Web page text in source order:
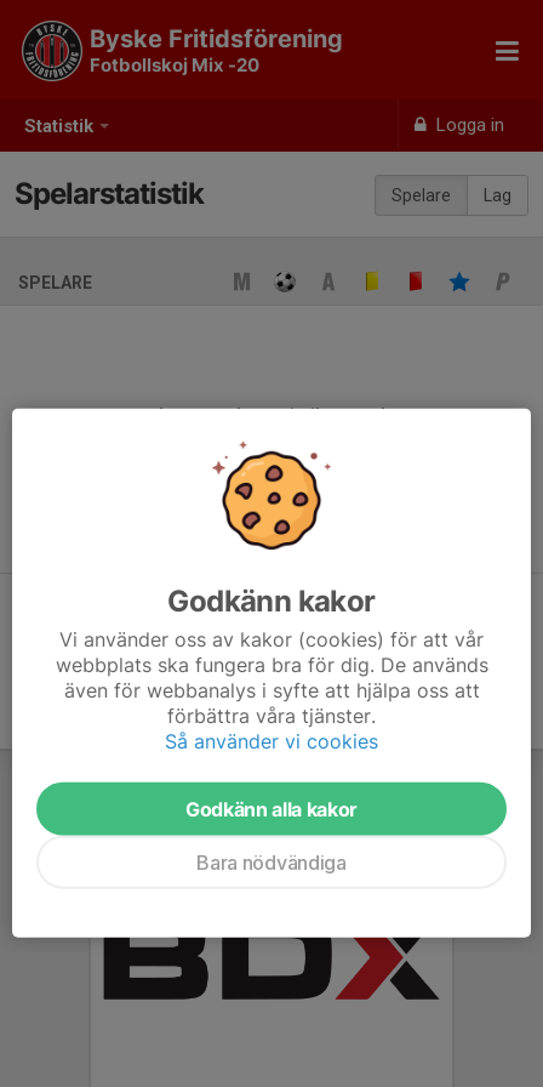
Statistik Logga in
Byske Fritidsförening
Fotbollskoj Mix -20
Spelare Lag
Spelarstatistik
SPELARE
Ingen spelarstatistik sparad
När ni fyller i uppställning på respektive match visas statistiken
automatiskt på denna sida
Godkänn kakor
Vi använder oss av kakor (cookies) för att vår
webbplats ska fungera bra för dig. De används
även för webbanalys i syfte att hjälpa oss att
förbättra våra tjänster.
Så använder vi cookies
Godkänn alla kakor
Bara nödvändiga